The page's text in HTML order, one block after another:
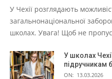
У Чехії розглядають
загальнонаціональної
школах. Увага! Щоб не
У школах
підручникам
ON: 13.03.2026